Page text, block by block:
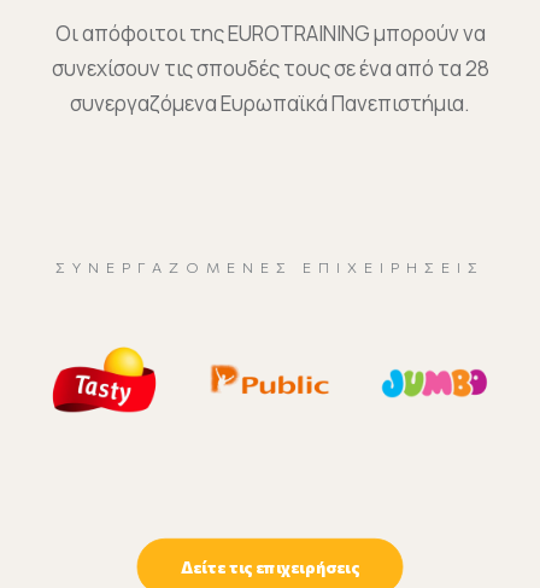
Οι απόφοιτοι της EUROTRAINING μπορούν να
συνεχίσουν τις σπουδές τους σε ένα από τα 28
συνεργαζόμενα Ευρωπαϊκά Πανεπιστήμια.
ΣΥΝΕΡΓΑΖΌΜΕΝΕΣ ΕΠΙΧΕΙΡΉΣΕΙΣ
Δείτε τις επιχειρήσεις